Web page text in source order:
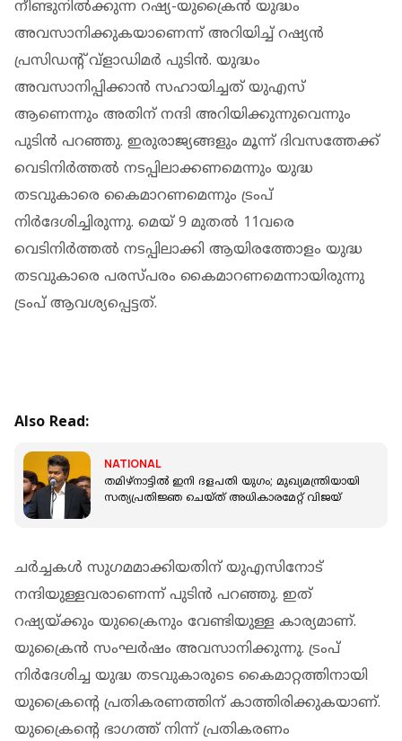
നീണ്ടുനില്‍ക്കുന്ന റഷ്യ-യുക്രൈൻ യുദ്ധം
അവസാനിക്കുകയാണെന്ന് അറിയിച്ച് റഷ്യന്‍
പ്രസിഡന്റ് വ്‌ളാഡിമര്‍ പുടിന്‍. യുദ്ധം
അവസാനിപ്പിക്കാന്‍ സഹായിച്ചത് യുഎസ്
ആണെന്നും അതിന് നന്ദി അറിയിക്കുന്നുവെന്നും
പുടിന്‍ പറഞ്ഞു. ഇരുരാജ്യങ്ങളും മൂന്ന് ദിവസത്തേക്ക്
വെടിനിര്‍ത്തല്‍ നടപ്പിലാക്കണമെന്നും യുദ്ധ
തടവുകാരെ കൈമാറണമെന്നും ട്രംപ്
നിര്‍ദേശിച്ചിരുന്നു. മെയ് 9 മുതല്‍ 11വരെ
വെടിനിര്‍ത്തല്‍ നടപ്പിലാക്കി ആയിരത്തോളം യുദ്ധ
തടവുകാരെ പരസ്പരം കൈമാറണമെന്നായിരുന്നു
ട്രംപ് ആവശ്യപ്പെട്ടത്.
Also Read:
NATIONAL
തമിഴ്‌നാട്ടിൽ ഇനി ദളപതി യുഗം; മുഖ്യമന്ത്രിയായി
സത്യപ്രതിജ്ഞ ചെയ്ത് അധികാരമേറ്റ് വിജയ്
ചര്‍ച്ചകള്‍ സുഗമമാക്കിയതിന് യുഎസിനോട്
നന്ദിയുള്ളവരാണെന്ന് പുടിൻ പറഞ്ഞു. ഇത്
റഷ്യയ്ക്കും യുക്രൈനും വേണ്ടിയുള്ള കാര്യമാണ്.
യുക്രൈൻ സംഘര്‍ഷം അവസാനിക്കുന്നു. ട്രംപ്
നിര്‍ദേശിച്ച യുദ്ധ തടവുകാരുടെ കൈമാറ്റത്തിനായി
യുക്രൈൻ്റെ പ്രതികരണത്തിന് കാത്തിരിക്കുകയാണ്.
യുക്രൈന്റെ ഭാഗത്ത് നിന്ന് പ്രതികരണം